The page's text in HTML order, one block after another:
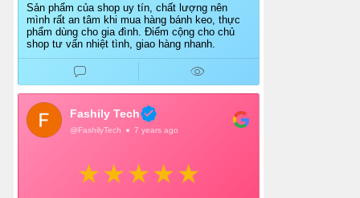
Sản phẩm của shop uy tín, chất lượng nên
mình rất an tâm khi mua hàng bánh keo, thực
phẩm dùng cho gia đình. Điểm cộng cho chủ
shop tư vấn nhiệt tình, giao hàng nhanh.
Fashily Tech
@FashilyTech 7 years ago